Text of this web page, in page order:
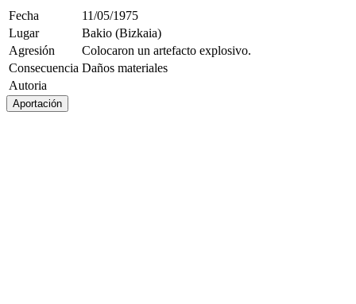
Fecha
11/05/1975
Lugar
Bakio (Bizkaia)
Agresión
Colocaron un artefacto explosivo.
Consecuencia Daños materiales
Autoria